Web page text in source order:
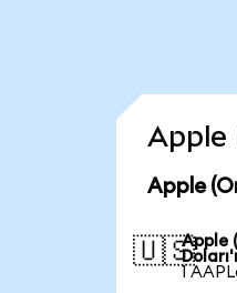
Apple
Apple
🇺🇸Apple
1